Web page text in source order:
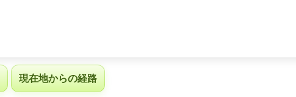
現在地からの経路